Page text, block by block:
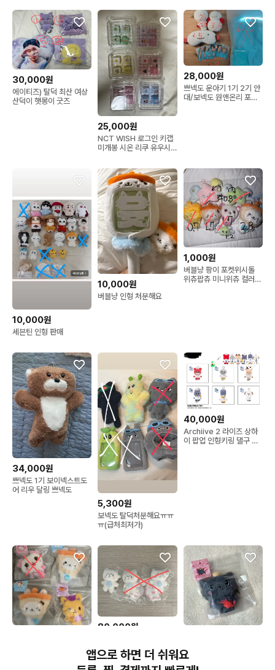
30,000원
에이티즈) 탈덕 최산 여상
산덕이 햇몽이 굿즈
25,000원
NCT WISH 로그인 키캡
미개봉 시온 리쿠 유우시
28,000원
쁘넥도 운아기 1기 2기 안
대/보넥도 원앤온리 포카
10,000원
세븐틴 인형 판매
10,000원
버블냥 인형 처분해요
1,000원
버블냥 팡이 포켓위시돌
위츄팝츄 미니위츄 컬러버
34,000원
쁘넥도 1기 보이넥스트도
어 리우 달링 쁘넥도
5,300원
보넥도 탈덕처분해요ㅠㅠ
ㅠ(급처최저가)
40,000원
Archiive 2 라이즈 상하
이 팝업 인형키링 댈구 받
80,000원
스파오 짚톡 인형 밥덩이
리쿠 미개봉
앱으로 하면 더 쉬워요